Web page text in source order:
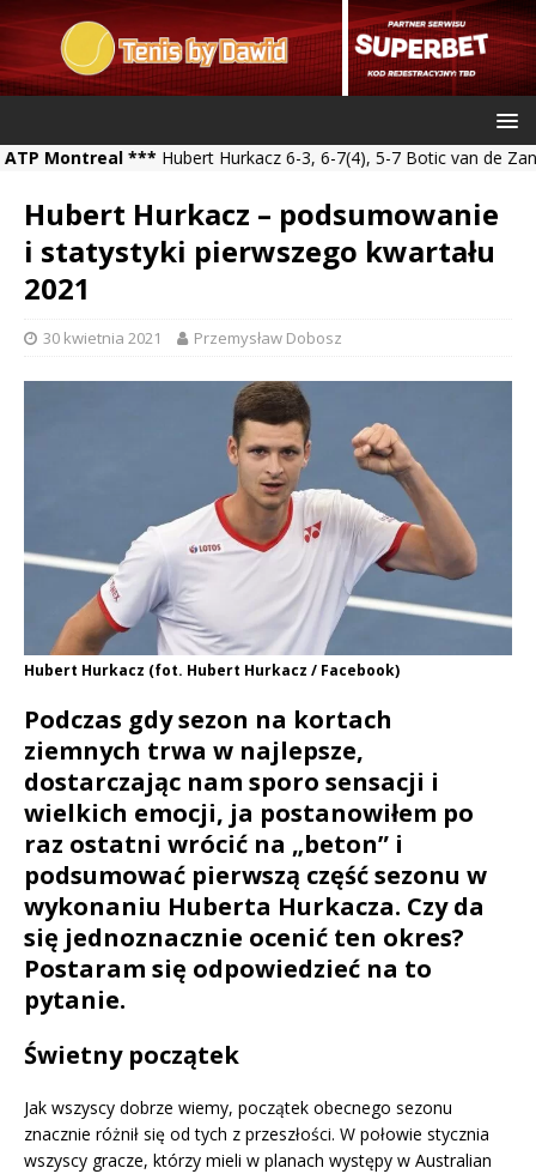
***Hubert Hurkacz 6-3, 6-7(4), 5-7 Botic van de
Hubert Hurkacz – podsumowanie
i statystyki pierwszego kwartału
2021
30 kwietnia 2021 Przemysław Dobosz
Hubert Hurkacz (fot. Hubert Hurkacz / Facebook)
Podczas gdy sezon na kortach
ziemnych trwa w najlepsze,
dostarczając nam sporo sensacji i
wielkich emocji, ja postanowiłem po
raz ostatni wrócić na „beton” i
podsumować pierwszą część sezonu w
wykonaniu Huberta Hurkacza. Czy da
się jednoznacznie ocenić ten okres?
Postaram się odpowiedzieć na to
pytanie.
Świetny początek
Jak wszyscy dobrze wiemy, początek obecnego sezonu
znacznie różnił się od tych z przeszłości. W połowie stycznia
wszyscy gracze, którzy mieli w planach występy w Australian